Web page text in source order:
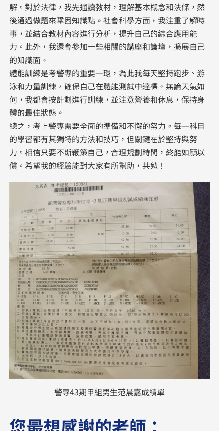
解。對於法律，我先通讀教材，理解基本概念和法條，然
後通過做題來鞏固知識點。社會科學方面，我注重了解時
事，並結合教材內容進行分析，提升自己的綜合應用能
力。此外，我還會參加一些相關的講座和論壇，擴展自己
的知識面。
體能訓練是考警專的重要一環，為此我每天堅持跑步、游
泳和力量訓練，確保自己在體能測試中達標。無論天氣如
何，我都會按計劃進行訓練，並注意營養和休息，保持身
體的最佳狀態。
總之，考上警專需要全面的準備和不懈的努力。每一科目
的學習都有其獨特的方法和技巧，但關鍵在於堅持與努
力。相信只要不斷鞭策自己，合理規劃時間，終能如願以
償。希望我的經驗能對大家有所幫助，共勉！
警專43期甲組男生范晨嘉成績單
您最想感謝的老師：